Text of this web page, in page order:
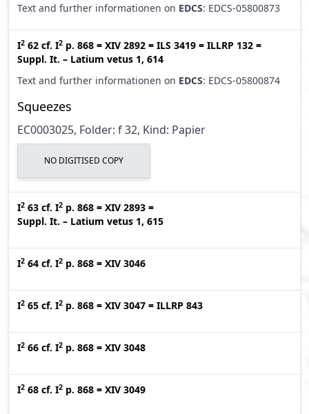
Text and further informationen on EDCS: EDCS-05800873
I2 62 cf. I2 p. 868 = XIV 2892 = ILS 3419 = ILLRP 132 =
Suppl. It. – Latium vetus 1, 614
Text and further informationen on EDCS: EDCS-05800874
Squeezes
EC0003025, Folder: f 32, Kind: Papier
NO DIGITISED COPY
I2 63 cf. I2 p. 868 = XIV 2893 =
Suppl. It. – Latium vetus 1, 615
I2 64 cf. I2 p. 868 = XIV 3046
I2 65 cf. I2 p. 868 = XIV 3047 = ILLRP 843
I2 66 cf. I2 p. 868 = XIV 3048
I2 68 cf. I2 p. 868 = XIV 3049